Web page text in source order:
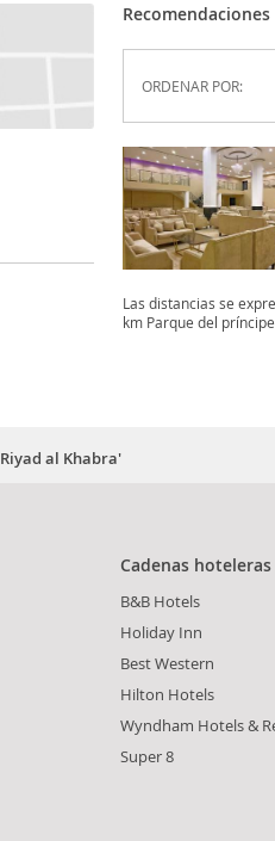
ORDENAR POR:
Las distancias se
km Parque del
Riyad al Khabra'
Cadenas hoteleras
B&B Hotels
Holiday Inn
Best Western
Hilton Hotels
Wyndham Hotels &
Super 8